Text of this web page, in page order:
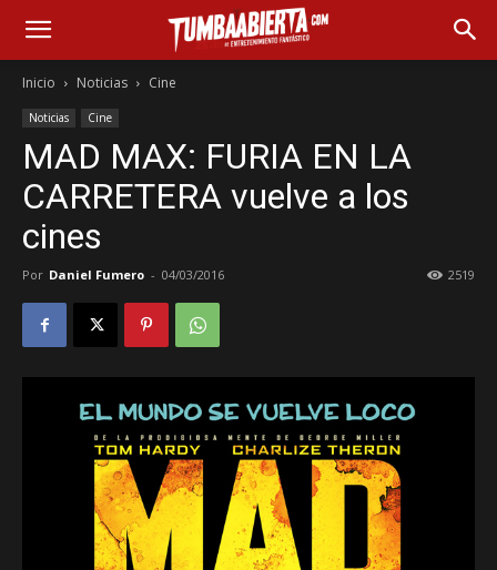
Inicio Noticias Cine
Noticias Cine
MAD MAX: FURIA EN LA
CARRETERA vuelve a los
cines
Por Daniel Fumero - 04/03/2016 2519